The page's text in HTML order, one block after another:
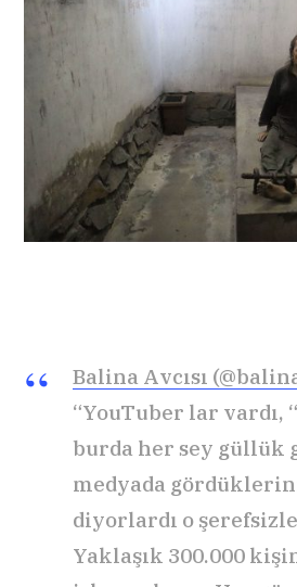
Balina Avcısı
“YouTuber lar vardı,
burda her sey güllük
medyada
diyorlardı o
Yaklaşık 300.000